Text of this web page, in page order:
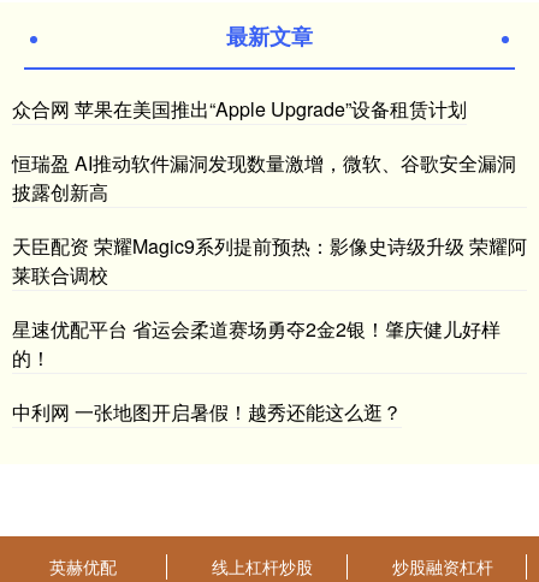
最新文章
众合网 苹果在美国推出“Apple Upgrade”设备租赁计划
恒瑞盈 AI推动软件漏洞发现数量激增，微软、谷歌安全漏洞
披露创新高
天臣配资 荣耀Magic9系列提前预热：影像史诗级升级 荣耀阿
莱联合调校
星速优配平台 省运会柔道赛场勇夺2金2银！肇庆健儿好样
的！
中利网 一张地图开启暑假！越秀还能这么逛？
英赫优配 线上杠杆炒股 炒股融资杠杆